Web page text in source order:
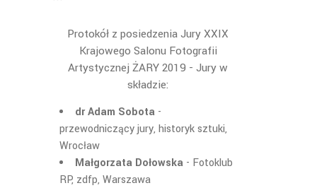
Protokół z posiedzenia Jury XXIX
Krajowego Salonu Fotografii
Artystycznej ŻARY 2019 - Jury w
składzie:
dr Adam Sobota -
przewodniczący jury, historyk sztuki,
Wrocław
Małgorzata Dołowska - Fotoklub
RP, zdfp, Warszawa